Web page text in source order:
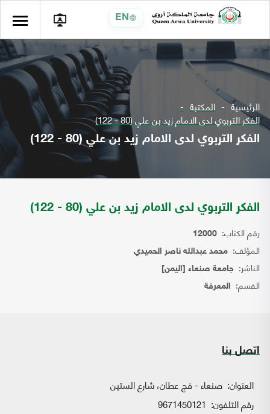
EN
الرئيسية المكتبة
الفكر التربوي لدى الامام زيد بن علي (80 - 122)
الفكر التربوي لدى الامام زيد بن علي (80 - 122)
الفكر التربوي لدى الامام زيد بن علي (80 - 122)
رقم الكتاب: 12000
المؤلف: محمد عبدالله ناصر الحميدي
الناشر: جامعة صنعاء [اليمن]
القسم: المعرفة
اتصل بنا
العنوان: صنعاء - فج عطان، شارع الستين
رقم التلفون: 9671450121